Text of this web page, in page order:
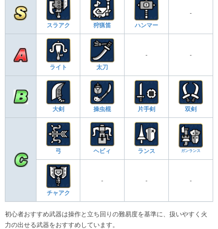
スラアク 狩猟笛 ハンマー
-
ライト 太刀
- -
大剣 操虫棍 片手剣 双剣
弓 ヘビィ ランス ガンランス
チャアク
- - -
初心者おすすめ武器は操作と立ち回りの難易度を基準に、扱いやすく火
力の出せる武器をおすすめしています。